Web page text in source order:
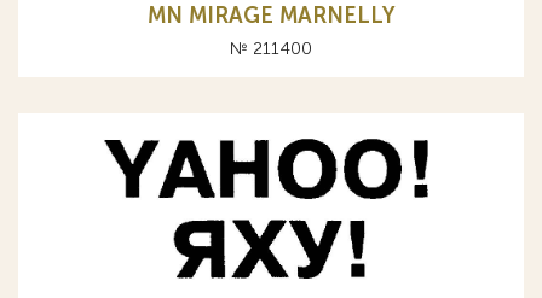
MN MIRAGE MARNELLY
№ 211400